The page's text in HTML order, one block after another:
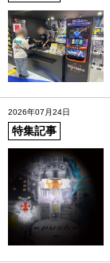
2026年07月24日
特集記事